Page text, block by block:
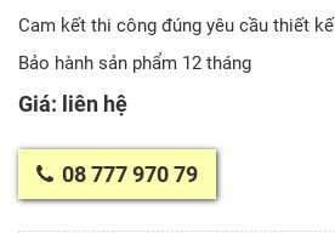
Cam kết thi công đúng yêu cầu thiết kế
Bảo hành sản phẩm 12 tháng
Giá: liên hệ
08 777 970 79